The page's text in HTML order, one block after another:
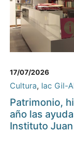
17/07/2026
Cultura, Iac Gil-
Patrimonio,
año las
Instituto